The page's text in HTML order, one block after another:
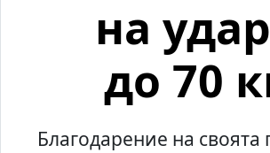
на
до 70
Благодарение на своята